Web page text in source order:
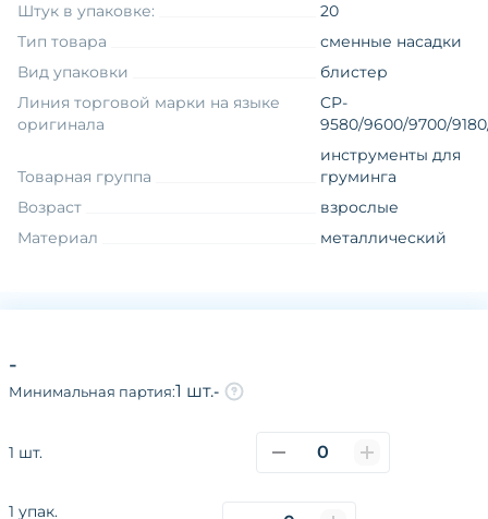
-
Минимальная партия:1 шт.-
1 шт.
1 упак.
Штук в упаковке:
20
Тип товара
сменные насадки
Вид упаковки
блистер
Линия торговой марки на языке
оригинала
CP-
9580/9600/9700/
Товарная группа
инструменты для
груминга
Возраст
взрослые
Материал
металлический
Разработано в